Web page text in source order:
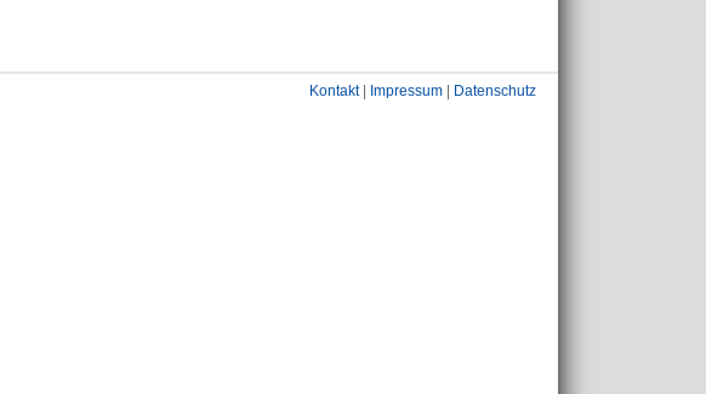
Kontakt| Impressum Datenschutz